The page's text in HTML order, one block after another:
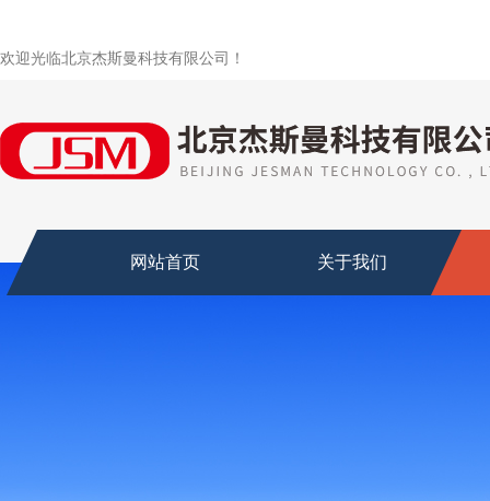
欢迎光临北京杰斯曼科技有限公司！
网站首页 关于我们